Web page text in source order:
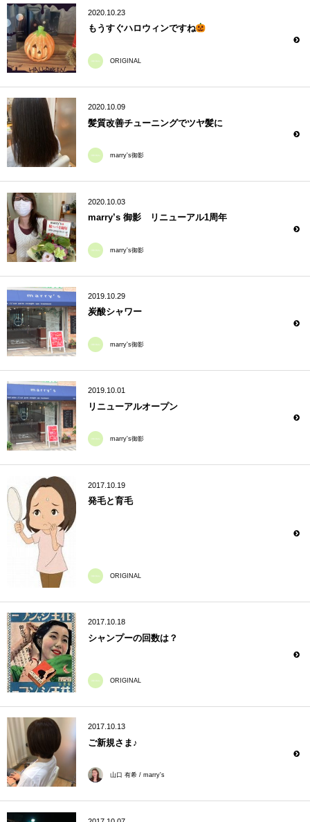
2020.10.23
もうすぐハロウィンですね
ORIGINAL
2020.10.09
髪質改善チューニングでツヤ髪に
marry's御影
2020.10.03
marry’s 御影 リニューアル1周年
marry's御影
2019.10.29
炭酸シャワー
marry's御影
2019.10.01
リニューアルオープン
marry's御影
2017.10.19
発毛と育毛
ORIGINAL
2017.10.18
シャンプーの回数は？
ORIGINAL
2017.10.13
ご新規さま♪
山口 有希 / marry's